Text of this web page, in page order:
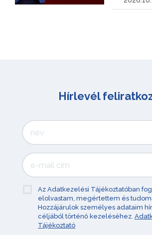
Hírlevél
Az Adatkezelési Tájékoztatóban
elolvastam, megértettem és
Hozzájárulok személyes adataim
céljából történő kezeléséhez.
Tájékoztató